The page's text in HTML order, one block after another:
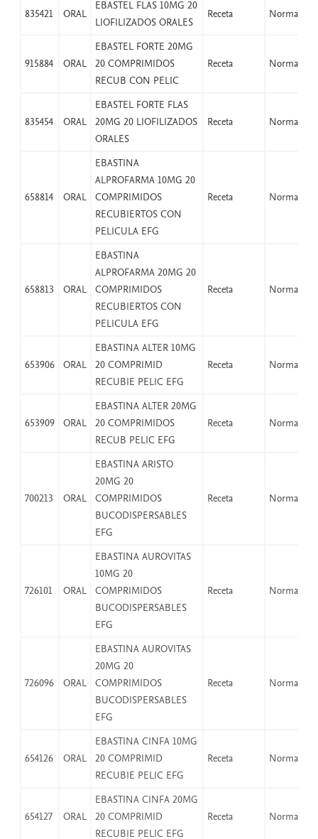
835421 ORAL
EBASTEL FLAS 10MG 20
LIOFILIZADOS ORALES
Receta Normal
915884 ORAL
EBASTEL FORTE 20MG
20 COMPRIMIDOS
RECUB CON PELIC
Receta Normal
835454 ORAL
EBASTEL FORTE FLAS
20MG 20 LIOFILIZADOS
ORALES
Receta Normal
658814 ORAL
EBASTINA
ALPROFARMA 10MG 20
COMPRIMIDOS
RECUBIERTOS CON
PELICULA EFG
Receta Normal
658813 ORAL
EBASTINA
ALPROFARMA 20MG 20
COMPRIMIDOS
RECUBIERTOS CON
PELICULA EFG
Receta Normal
653906 ORAL
EBASTINA ALTER 10MG
20 COMPRIMID
RECUBIE PELIC EFG
Receta Normal
653909 ORAL
EBASTINA ALTER 20MG
20 COMPRIMIDOS
RECUB PELIC EFG
Receta Normal
700213 ORAL
EBASTINA ARISTO
20MG 20
COMPRIMIDOS
BUCODISPERSABLES
EFG
Receta Normal
726101 ORAL
EBASTINA AUROVITAS
10MG 20
COMPRIMIDOS
BUCODISPERSABLES
EFG
Receta Normal
726096 ORAL
EBASTINA AUROVITAS
20MG 20
COMPRIMIDOS
BUCODISPERSABLES
EFG
Receta Normal
654126 ORAL
EBASTINA CINFA 10MG
20 COMPRIMID
RECUBIE PELIC EFG
Receta Normal
654127 ORAL
EBASTINA CINFA 20MG
20 COMPRIMID
RECUBIE PELIC EFG
Receta Normal